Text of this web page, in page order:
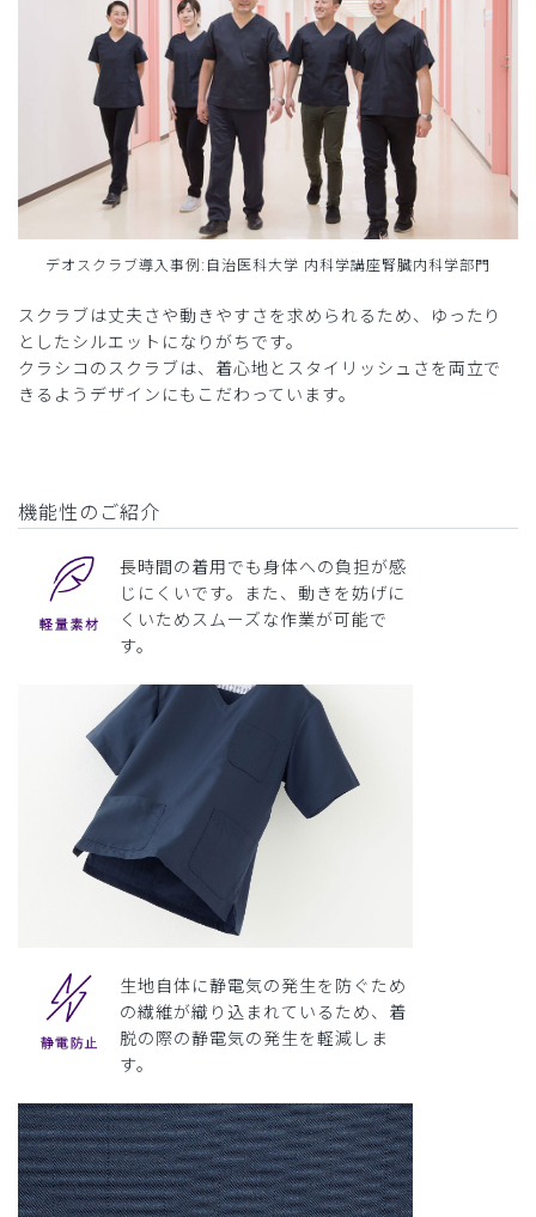
デオスクラブ導入事例:自治医科大学 内科学講座腎臓内科学部門
スクラブは丈夫さや動きやすさを求められるため、ゆったり
としたシルエットになりがちです。
クラシコのスクラブは、着心地とスタイリッシュさを両立で
きるようデザインにもこだわっています。
機能性のご紹介
長時間の着用でも身体への負担が感
じにくいです。また、動きを妨げに
くいためスムーズな作業が可能で
す。
生地自体に静電気の発生を防ぐため
の繊維が織り込まれているため、着
脱の際の静電気の発生を軽減しま
す。